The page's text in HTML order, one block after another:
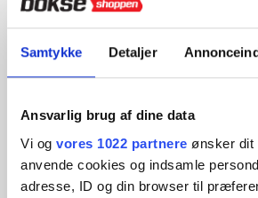
Samtykke Detaljer
Ansvarlig brug af dine data
Vi og vores 1022 partnere ønsker dit
anvende cookies og indsamle
adresse, ID og din browser til
og samme dummy.
Justerbar højde i tre niveauer
Indstil højden til 155, 170 eller 180 cm,
tilpasses din teknik og kropshøjde.
Ekstrem stabilitet
130 kg) for maksimal stabilitet under
Effektiv stødabsorbering